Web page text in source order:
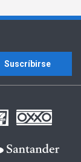
Suscríbirse